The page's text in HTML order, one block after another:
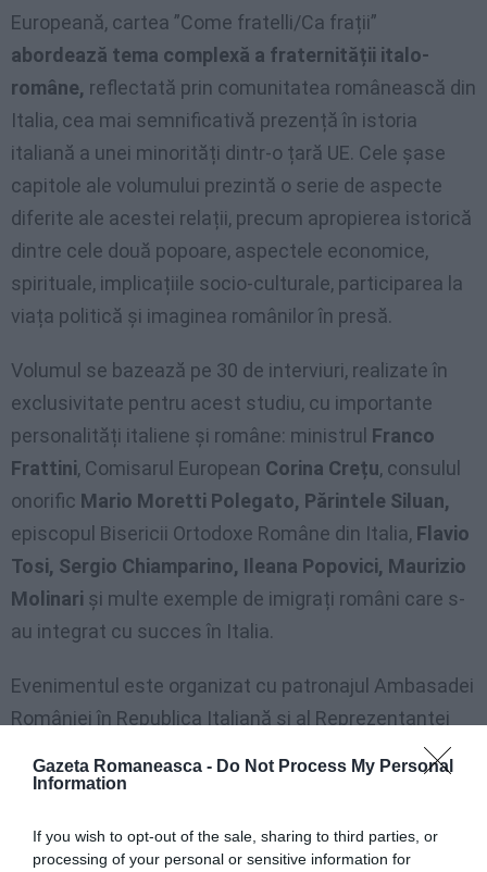
Gazeta Romaneasca - Do Not Process My Personal
Information
If you wish to opt-out of the sale, sharing to third parties, or
processing of your personal or sensitive information for
Europeană, cartea ”Come fratelli/Ca frații”
abordează tema complexă a fraternității italo-
române, reflectată prin comunitatea românească din
Italia, cea mai semnificativă prezență în istoria
italiană a unei minorități dintr-o țară UE. Cele șase
capitole ale volumului prezintă o serie de aspecte
diferite ale acestei relații, precum apropierea istorică
dintre cele două popoare, aspectele economice,
spirituale, implicațiile socio-culturale, participarea la
viața politică și imaginea românilor în presă.
Volumul se bazează pe 30 de interviuri, realizate în
exclusivitate pentru acest studiu, cu importante
personalități italiene și române: ministrul Franco
Frattini, Comisarul European Corina Crețu, consulul
onorific Mario Moretti Polegato, Părintele Siluan,
episcopul Bisericii Ortodoxe Române din Italia, Flavio
Tosi, Sergio Chiamparino, Ileana Popovici, Maurizio
Molinari și multe exemple de imigrați români care s-
au integrat cu succes în Italia.
Evenimentul este organizat cu patronajul Ambasadei
României în Republica Italiană și al Reprezentanței
Comisiei Europene în Italia, în colaborare cu Institutul
Cultural Român și cu Accademia di Romania din